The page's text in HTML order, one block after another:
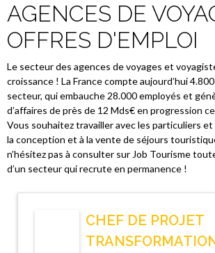
AGENCES DE
OFFRES D'EMPLOI
Le secteur des agences de voyages et
croissance ! La France compte aujourd’hui
secteur, qui embauche 28.000 employés et
d’affaires de près de 12 Mds€ en progression
Vous souhaitez travailler avec les particuliers
la conception et à la vente de séjours
n’hésitez pas à consulter sur Job Tourisme
d’un secteur qui recrute en permanence !
CHEF DE PROJET